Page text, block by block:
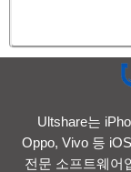
Ultshare는
Oppo, Vivo 등
전문 소프트웨어